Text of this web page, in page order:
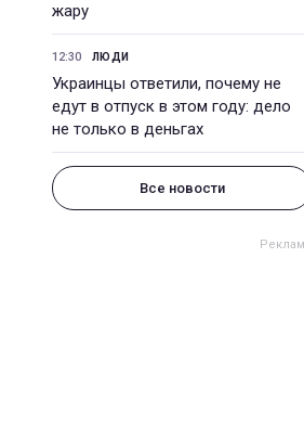
жару
12:30 ЛЮДИ
Украинцы ответили, почему не
едут в отпуск в этом году: дело
не только в деньгах
Все новости